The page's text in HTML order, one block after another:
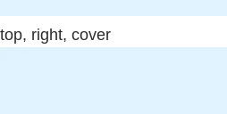
top, right, cover